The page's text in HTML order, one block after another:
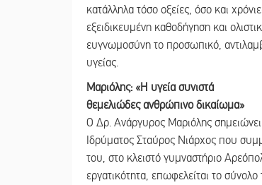
κατάλληλα τόσο οξείες, όσο και
εξειδικευμένη καθοδήγηση και
ευγνωμοσύνη το προσωπικό,
υγείας.
Μαριόλης: «Η υγεία συνιστά
θεμελιώδες ανθρώπινο δικαίωμα»
Ο Δρ. Ανάργυρος Μαριόλης σημειώνει
Ιδρύματος Σταύρος Νιάρχος που
του, στο κλειστό γυμναστήριο
εργατικότητα, επωφελείται το